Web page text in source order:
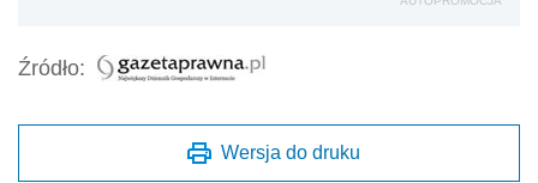
Źródło:
Wersja do druku